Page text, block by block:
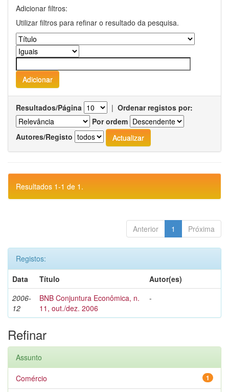
Adicionar filtros:
Utilizar filtros para refinar o resultado da pesquisa.
Resultados/Página | Ordenar registos por:
Por ordem
Autores/Registo
Resultados 1-1 de 1.
Anterior 1 Próxima
Registos:
Data
Título
Autor(es)
2006-
12
BNB Conjuntura Econômica, n.
11, out./dez. 2006
-
Refinar
Assunto
1
Comércio